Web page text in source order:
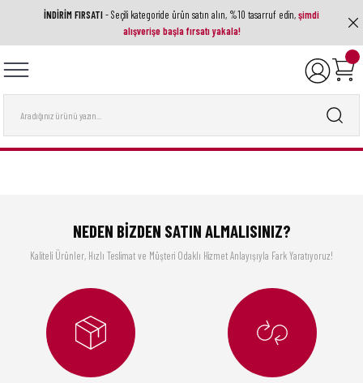
İNDİRİM FIRSATI- Seçili kategoride ürün satın alın, %10 tasarruf edin,şimdi
alışverişe başla fırsatı yakala!
Geri Dön
Aletleri
Geri Dön
Geri Dön
Ekipmanı
Geri Dön
Ve Aksesuarlar
Geri Dön
NEDEN BİZDEN SATIN ALMALISINIZ?
Kaliteli Ürünler, Hızlı Teslimat ve Müşteri Odaklı Hizmet Anlayışıyla Fark Yaratıyoruz!